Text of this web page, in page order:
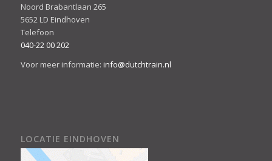
Noord Brabantlaan 265
5652 LD Eindhoven
Telefoon
040-22 00 202
Voor meer informatie: info@dutchtrain.nl
LOCATIE EINDHOVEN